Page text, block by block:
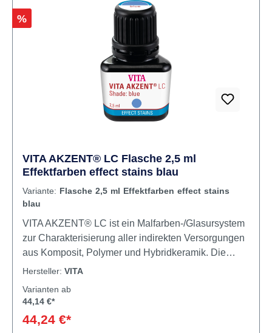
Rabatt
%
VITA AKZENT® LC Flasche 2,5 ml
Effektfarben effect stains blau
Variante: Flasche 2,5 ml Effektfarben effect stains
blau
VITA AKZENT® LC ist ein Malfarben-/Glasursystem
zur Charakterisierung aller indirekten Versorgungen
aus Komposit, Polymer und Hybridkeramik. Die
Malfarben ermöglichen eine detailgetreue
VITA AKZENT® LC sind lichthärtende
Farbeffekte, sowie zur Umsetzung von
Hersteller: VITA
Varianten ab
44,14 €*
44,24 €*